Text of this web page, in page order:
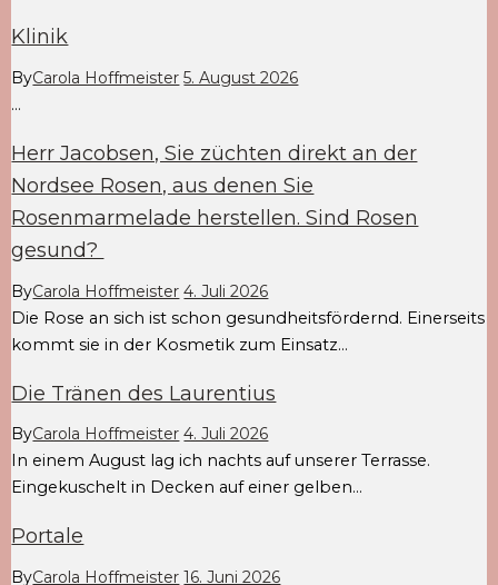
Klinik
ByCarola Hoffmeister 5. August 2026
…
Herr Jacobsen, Sie züchten direkt an der
Nordsee Rosen, aus denen Sie
Rosenmarmelade herstellen. Sind Rosen
gesund?
ByCarola Hoffmeister 4. Juli 2026
Die Rose an sich ist schon gesundheitsfördernd. Einerseits
kommt sie in der Kosmetik zum Einsatz…
Die Tränen des Laurentius
ByCarola Hoffmeister 4. Juli 2026
In einem August lag ich nachts auf unserer Terrasse.
Eingekuschelt in Decken auf einer gelben…
Portale
ByCarola Hoffmeister 16. Juni 2026